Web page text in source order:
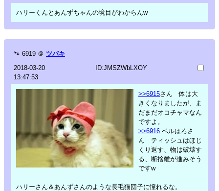
ハリーくんとあんずちゃんの境目がわからんw
🐾 6919 ＠ ツバキ
2018-03-20
13:47:53
ID:JMSZWbLXOY
>>6915さん 体は大
きくなりましたが、ま
だまだオコチャマなん
ですよ。
>>6916 ベルはろさ
ん ティッシュはほじ
くり返す、物は破壊す
る、断捨離が進みそう
ですw
ハリーさん＆あんずさんのような長毛猫団子に憧れるな。